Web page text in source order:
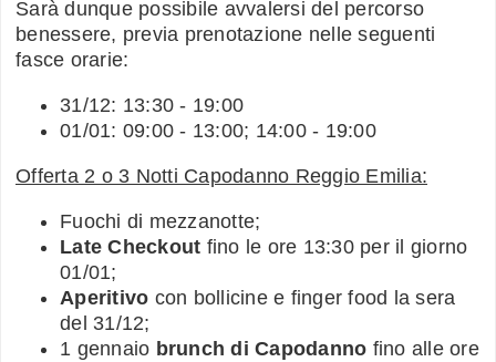
Sarà dunque possibile avvalersi del percorso
benessere, previa prenotazione nelle seguenti
fasce orarie:
31/12: 13:30 - 19:00
01/01: 09:00 - 13:00; 14:00 - 19:00
Offerta 2 o 3 Notti Capodanno Reggio Emilia:
Fuochi di mezzanotte;
Late Checkout fino le ore 13:30 per il giorno
01/01;
Aperitivo con bollicine e finger food la sera
del 31/12;
1 gennaio brunch di Capodanno fino alle ore